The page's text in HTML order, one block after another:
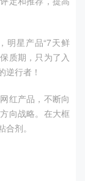
明星产品“7天鲜
质期，只为了入
逆行者！
红产品，不断向
向战略。在大框
剂。